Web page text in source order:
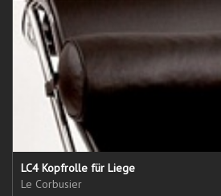
LC4 Kopfrolle für Liege
Le Corbusier